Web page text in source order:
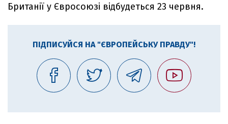
Британії у Євросоюзі відбудеться 23 червня.
ПІДПИСУЙСЯ НА "ЄВРОПЕЙСЬКУ ПРАВДУ"!